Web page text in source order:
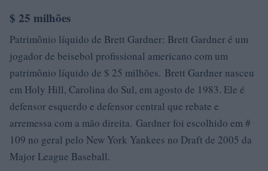
$ 25 milhões
Patrimônio líquido de Brett Gardner: Brett Gardner é um
jogador de beisebol profissional americano com um
patrimônio líquido de $ 25 milhões. Brett Gardner nasceu
em Holy Hill, Carolina do Sul, em agosto de 1983. Ele é
defensor esquerdo e defensor central que rebate e
arremessa com a mão direita. Gardner foi escolhido em #
109 no geral pelo New York Yankees no Draft de 2005 da
Major League Baseball.